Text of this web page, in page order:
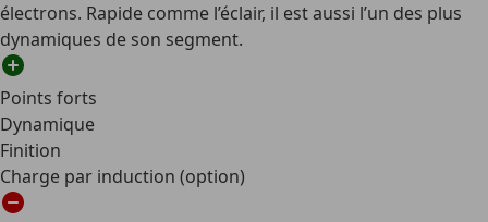
électrons. Rapide comme l’éclair, il est aussi l’un des plus
dynamiques de son segment.
Points forts
Dynamique
Finition
Charge par induction (option)